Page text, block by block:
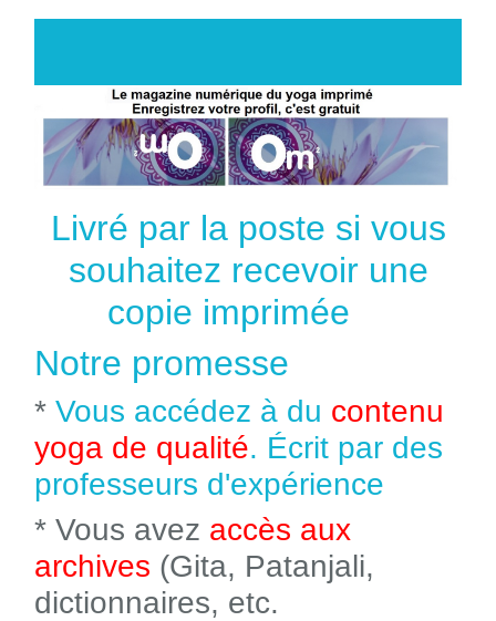
Livré par la poste si vous
souhaitez recevoir une
copie imprimée
Notre promesse
* Vous accédez à du contenu
yoga de qualité. Écrit par des
professeurs d'expérience
* Vous avez accès aux
archives (Gita, Patanjali,
dictionnaires, etc.